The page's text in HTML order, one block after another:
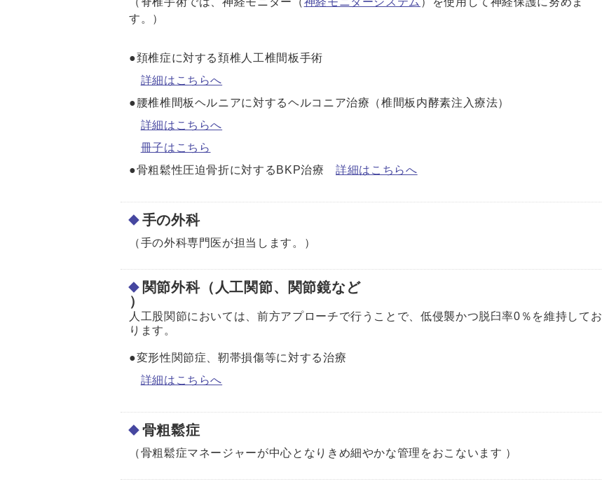
す。）
●頚椎症に対する頚椎人工椎間板手術
詳細はこちらへ
●腰椎椎間板ヘルニアに対するヘルコニア治療（椎間板内酵素注入療法）
詳細はこちらへ
冊子はこちら
●骨粗鬆性圧迫骨折に対するBKP治療詳細はこちらへ
手の外科
（手の外科専門医が担当します。）
関節外科（人工関節、関節鏡など
）
人工股関節においては、前方アプローチで行うことで、低侵襲かつ脱臼率0％を維持してお
ります。
●変形性関節症、靭帯損傷等に対する治療
詳細はこちらへ
骨粗鬆症
（骨粗鬆症マネージャーが中心となりきめ細やかな管理をおこないます ）